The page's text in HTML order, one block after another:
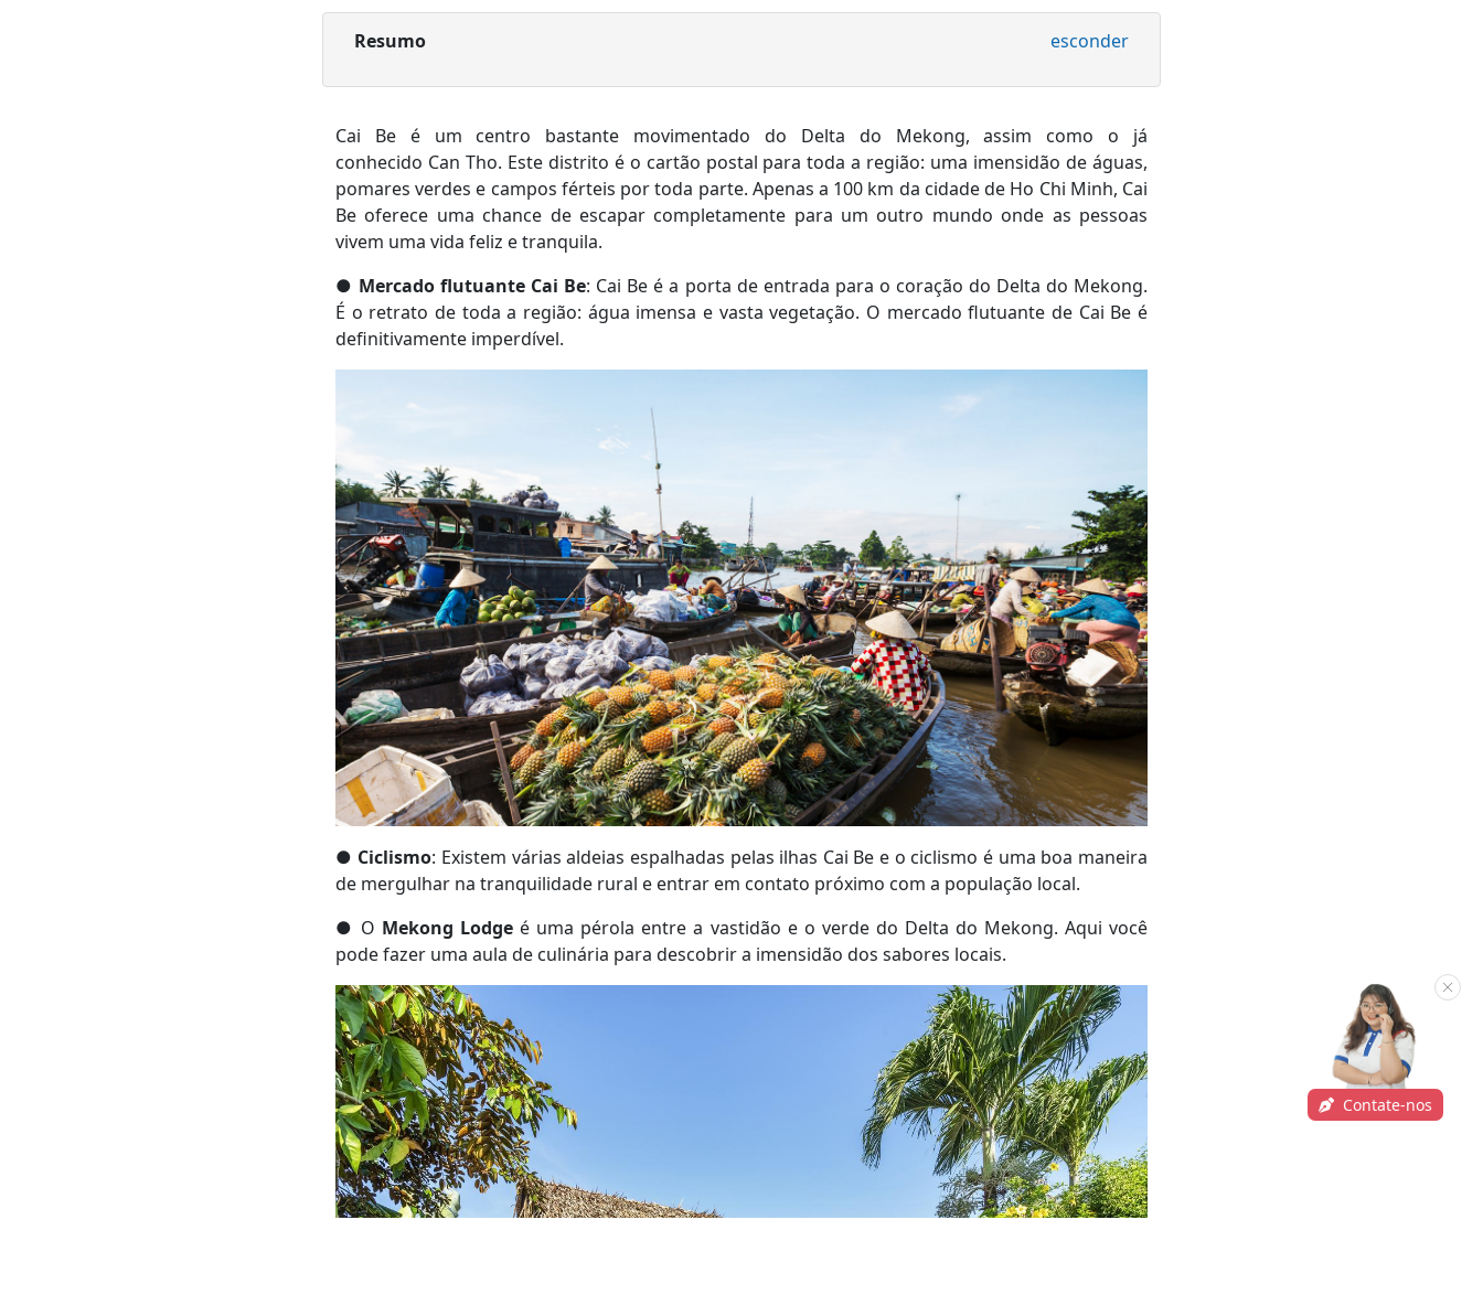
Resumo esconder
Cai Be é um centro bastante movimentado do Delta do Mekong, assim como o já
conhecido Can Tho. Este distrito é o cartão postal para toda a região: uma imensidão de águas,
pomares verdes e campos férteis por toda parte. Apenas a 100 km da cidade de Ho Chi Minh, Cai
Be oferece uma chance de escapar completamente para um outro mundo onde as pessoas
vivem uma vida feliz e tranquila.
● Mercado flutuante Cai Be: Cai Be é a porta de entrada para o coração do Delta do Mekong.
É o retrato de toda a região: água imensa e vasta vegetação. O mercado flutuante de Cai Be é
definitivamente imperdível.
● Ciclismo: Existem várias aldeias espalhadas pelas ilhas Cai Be e o ciclismo é uma boa maneira
de mergulhar na tranquilidade rural e entrar em contato próximo com a população local.
● O Mekong Lodge é uma pérola entre a vastidão e o verde do Delta do Mekong. Aqui você
pode fazer uma aula de culinária para descobrir a imensidão dos sabores locais.
Contate-nos